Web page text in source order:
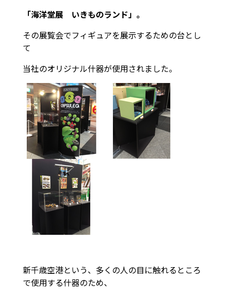
「海洋堂展 いきものランド」。
その展覧会でフィギュアを展示するための台とし
て
当社のオリジナル什器が使用されました。
新千歳空港という、多くの人の目に触れるところ
で使用する什器のため、